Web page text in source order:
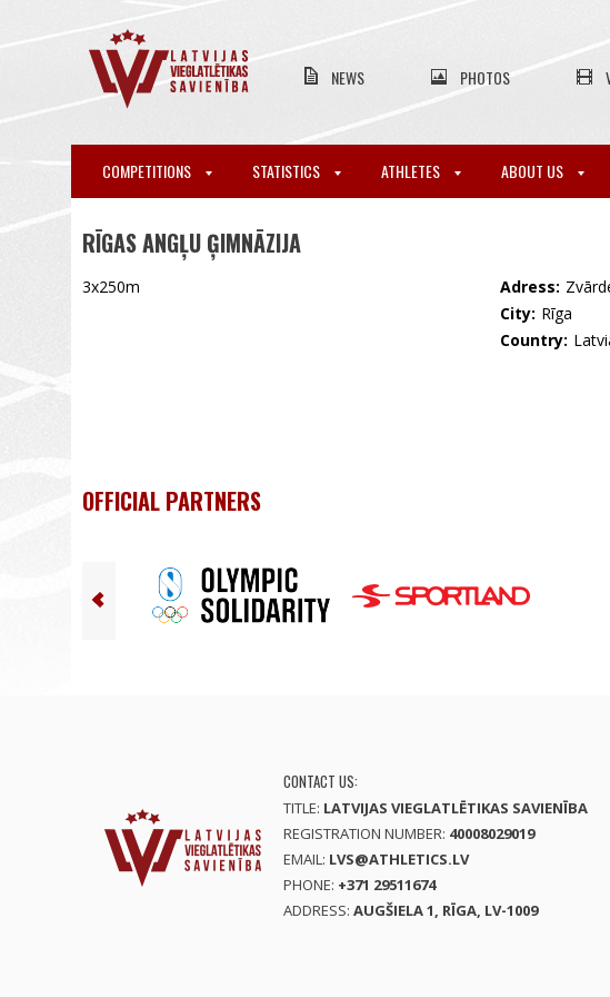
NEWS PHOTOS
COMPETITIONS STATISTICS ATHLETES ABOUT US
RĪGAS ANGĻU ĢIMNĀZIJA
3x250m Adress:
City: Rīga
Country:
OFFICIAL PARTNERS
CONTACT US:
TITLE: LATVIJAS VIEGLATLĒTIKAS SAVIENĪBA
REGISTRATION NUMBER: 40008029019
EMAIL: LVS@ATHLETICS.LV
PHONE: +371 29511674
ADDRESS: AUGŠIELA 1, RĪGA, LV-1009